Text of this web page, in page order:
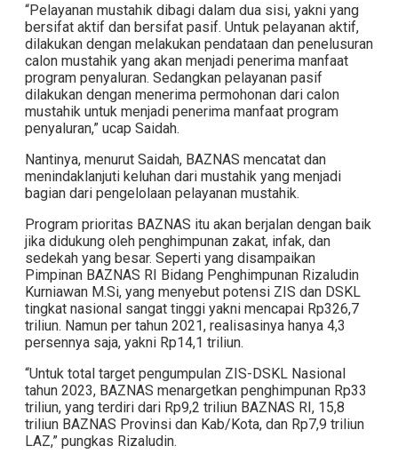
“Pelayanan mustahik dibagi dalam dua sisi, yakni yang
bersifat aktif dan bersifat pasif. Untuk pelayanan aktif,
dilakukan dengan melakukan pendataan dan penelusuran
calon mustahik yang akan menjadi penerima manfaat
program penyaluran. Sedangkan pelayanan pasif
dilakukan dengan menerima permohonan dari calon
mustahik untuk menjadi penerima manfaat program
penyaluran,” ucap Saidah.
Nantinya, menurut Saidah, BAZNAS mencatat dan
menindaklanjuti keluhan dari mustahik yang menjadi
bagian dari pengelolaan pelayanan mustahik.
Program prioritas BAZNAS itu akan berjalan dengan baik
jika didukung oleh penghimpunan zakat, infak, dan
sedekah yang besar. Seperti yang disampaikan
Pimpinan BAZNAS RI Bidang Penghimpunan Rizaludin
Kurniawan M.Si, yang menyebut potensi ZIS dan DSKL
tingkat nasional sangat tinggi yakni mencapai Rp326,7
triliun. Namun per tahun 2021, realisasinya hanya 4,3
persennya saja, yakni Rp14,1 triliun.
“Untuk total target pengumpulan ZIS-DSKL Nasional
tahun 2023, BAZNAS menargetkan penghimpunan Rp33
triliun, yang terdiri dari Rp9,2 triliun BAZNAS RI, 15,8
triliun BAZNAS Provinsi dan Kab/Kota, dan Rp7,9 triliun
LAZ,” pungkas Rizaludin.